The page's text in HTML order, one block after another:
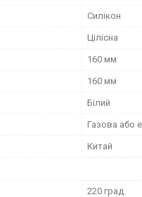
Силікон
Цілісна
160 мм
160 мм
Білий
Газова або
Китай
220 град.